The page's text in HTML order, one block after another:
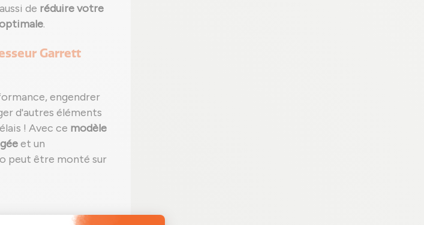
de réduire votre
.
Garrett
engendrer
d'autres éléments
! Avec ce modèle
et un
peut être monté sur